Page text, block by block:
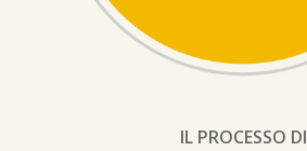
IL PROCESSO DI